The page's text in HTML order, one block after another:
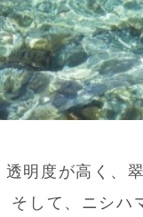
明度が高く、
そして、ニシハ